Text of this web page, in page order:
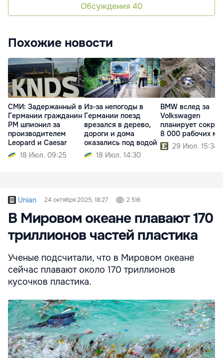
Обсуждения 40
Похожие новости
СМИ: Задержанный в
Германии гражданин
РМ шпионил за
производителем
Leopard и Caesar
18 Июл. 09:25
Из-за непогоды в
Германии поезд
врезался в дерево,
дороги и дома
оказались под водой
18 Июл. 14:30
BMW вслед за
Volkswagen
планирует
8 000 рабочих
29 Июл. 15:34
Unian 24 октября 2025, 18:27 2 516
В Мировом океане плавают 170
триллионов частей пластика
Ученые подсчитали, что в Мировом океане
сейчас плавают около 170 триллионов
кусочков пластика.